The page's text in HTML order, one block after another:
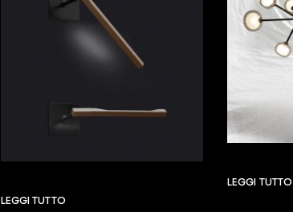
LEGGI TUTTO
LEGGI TUTTO